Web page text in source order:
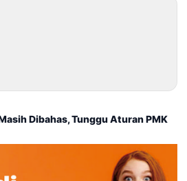
Dibahas, Tunggu Aturan PMK